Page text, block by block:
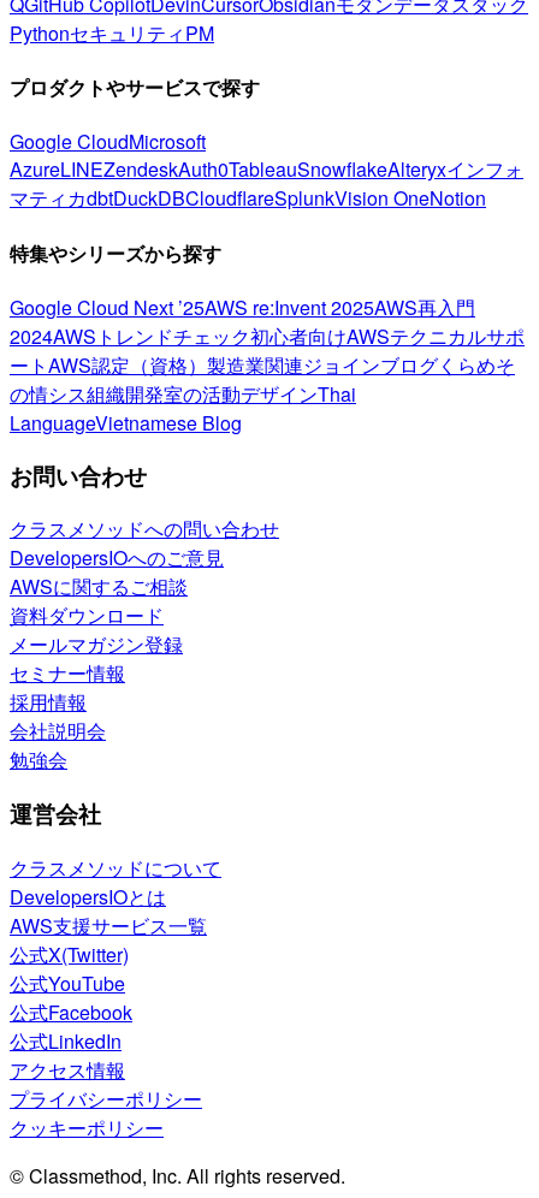
PythonセキュリティPM
プロダクトやサービスで探す
Google CloudMicrosoft
AzureLINEZendeskAuth0TableauSnowflakeAlteryxインフォ
マティカdbtDuckDBCloudflareSplunkVision OneNotion
特集やシリーズから探す
Google Cloud Next ’25AWS re:Invent 2025AWS再入門
2024AWSトレンドチェック初心者向けAWSテクニカルサポ
ートAWS認定（資格） 製造業関連ジョインブログくらめそ
の情シス組織開発室の活動デザインThai
LanguageVietnamese Blog
お問い合わせ
クラスメソッドへの問い合わせ
DevelopersIOへのご意見
AWSに関するご相談
資料ダウンロード
メールマガジン登録
セミナー情報
採用情報
会社説明会
勉強会
運営会社
クラスメソッドについて
DevelopersIOとは
AWS支援サービス一覧
公式X(Twitter)
公式YouTube
公式Facebook
公式LinkedIn
アクセス情報
プライバシーポリシー
クッキーポリシー
© Classmethod, Inc. All rights reserved.